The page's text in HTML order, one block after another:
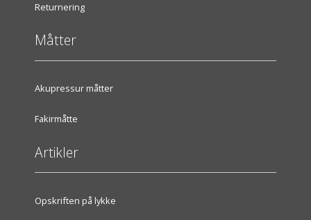
Returnering
Måtter
Akupressur måtter
Fakirmåtte
Artikler
Opskriften på lykke